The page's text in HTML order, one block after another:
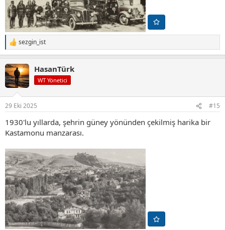
T
e
k
i
l
:
sezgin_ist
HasanTürk
WT Yönetici
29 Eki 2025 #15
1930'lu yıllarda, şehrin güney yönünden çekilmiş harika bir
Kastamonu manzarası.